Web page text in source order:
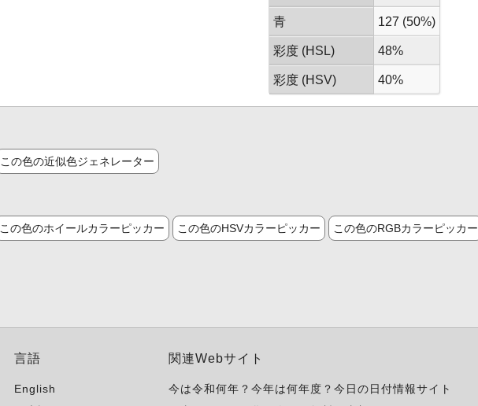
青 127 (50%)
彩度 (HSL) 48%
彩度 (HSV) 40%
この色の近似色ジェネレーター
この色のホイールカラーピッカー この色のHSVカラーピッカー この色のRGBカラーピッカー
言語
English
関連Webサイト
今は令和何年？今年は何年度？今日の日付情報サイト